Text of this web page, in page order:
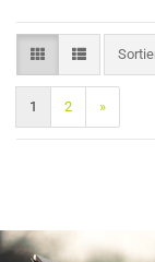
1 2 »